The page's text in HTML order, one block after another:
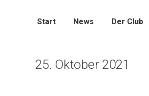
Start News Der Club
25. Oktober 2021